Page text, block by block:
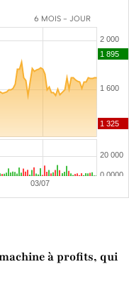
6 MOIS - JOUR
à profits, qui